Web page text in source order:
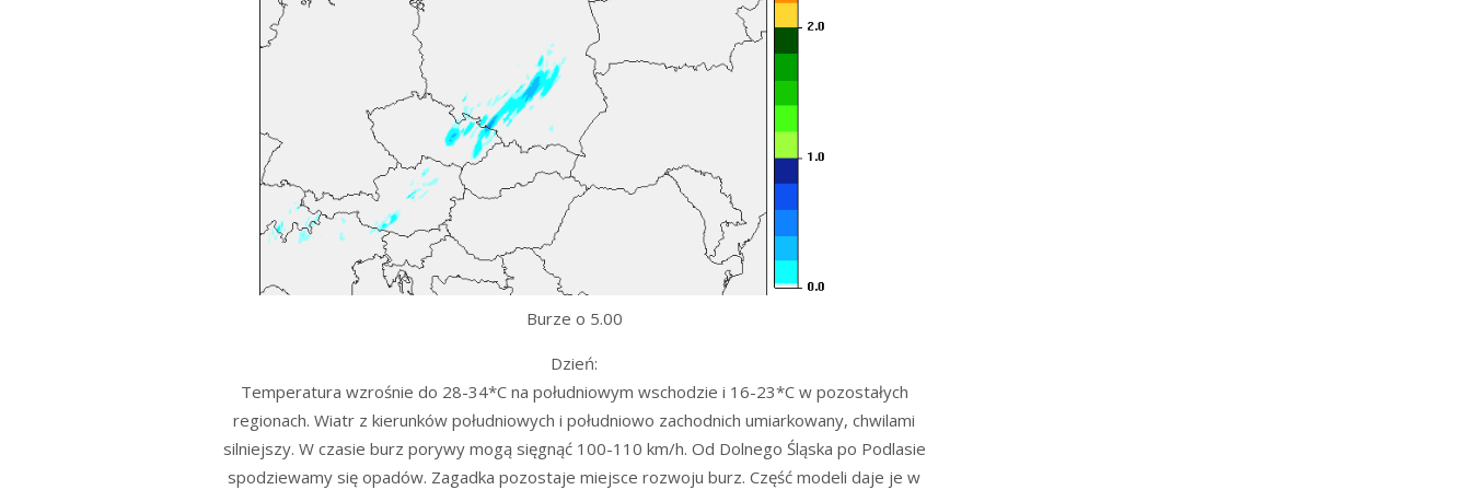
Burze o 5.00
Dzień:
Temperatura wzrośnie do 28-34*C na południowym wschodzie i 16-23*C w pozostałych
regionach. Wiatr z kierunków południowych i południowo zachodnich umiarkowany, chwilami
silniejszy. W czasie burz porywy mogą sięgnąć 100-110 km/h. Od Dolnego Śląska po Podlasie
spodziewamy się opadów. Zagadka pozostaje miejsce rozwoju burz. Część modeli daje je w